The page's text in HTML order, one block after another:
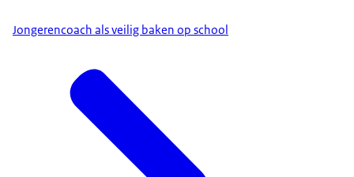
Jongerencoach als veilig baken op school